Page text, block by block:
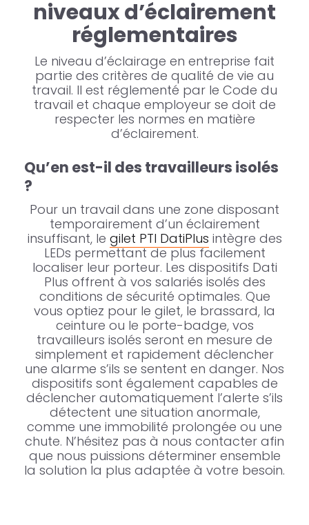
niveaux d’éclairement
réglementaires
Le niveau d’éclairage en entreprise fait
partie des critères de qualité de vie au
travail. Il est réglementé par le Code du
travail et chaque employeur se doit de
respecter les normes en matière
d’éclairement.
Qu’en est-il des travailleurs isolés
?
Pour un travail dans une zone disposant
temporairement d’un éclairement
insuffisant, le gilet PTI DatiPlus intègre des
LEDs permettant de plus facilement
localiser leur porteur. Les dispositifs Dati
Plus offrent à vos salariés isolés des
conditions de sécurité optimales. Que
vous optiez pour le gilet, le brassard, la
ceinture ou le porte-badge, vos
travailleurs isolés seront en mesure de
simplement et rapidement déclencher
une alarme s’ils se sentent en danger. Nos
dispositifs sont également capables de
déclencher automatiquement l’alerte s’ils
détectent une situation anormale,
comme une immobilité prolongée ou une
chute. N’hésitez pas à nous contacter afin
que nous puissions déterminer ensemble
la solution la plus adaptée à votre besoin.